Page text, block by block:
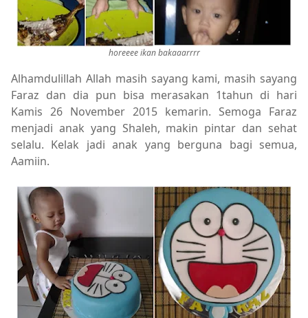
horeeee ikan bakaaarrrr
Alhamdulillah Allah masih sayang kami, masih sayang
Faraz dan dia pun bisa merasakan 1tahun di hari
Kamis 26 November 2015 kemarin. Semoga Faraz
menjadi anak yang Shaleh, makin pintar dan sehat
selalu. Kelak jadi anak yang berguna bagi semua,
Aamiin.